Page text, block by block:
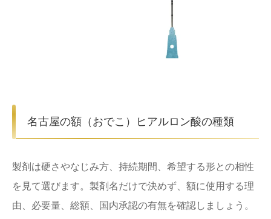
名古屋の額（おでこ）ヒアルロン酸の種類
製剤は硬さやなじみ方、持続期間、希望する形との相性
を見て選びます。製剤名だけで決めず、額に使用する理
由、必要量、総額、国内承認の有無を確認しましょう。